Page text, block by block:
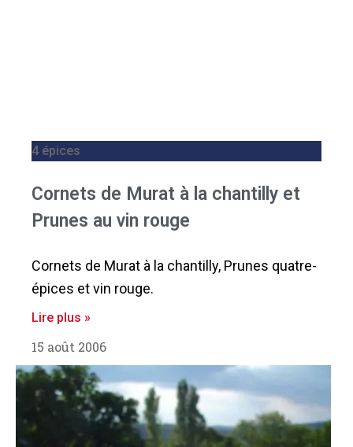
4 épices
Cornets de Murat à la chantilly et
Prunes au vin rouge
Cornets de Murat à la chantilly, Prunes quatre-
épices et vin rouge.
Lire plus »
15 août 2006